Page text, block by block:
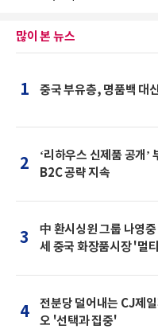
많이 본 뉴스
1 중국 부유층, 명품백 대
2
‘리하우스 신제품 공개
B2C 공략 지속
3
中 환시싱윈 그룹 나영
세 중국 화장품시장 '멀
4
전분당 덜어내는 CJ제
오 '선택과 집중'